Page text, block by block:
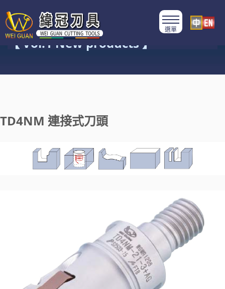
產品類別
【 Vol.1 New products 】
TD4NM 連接式刀頭